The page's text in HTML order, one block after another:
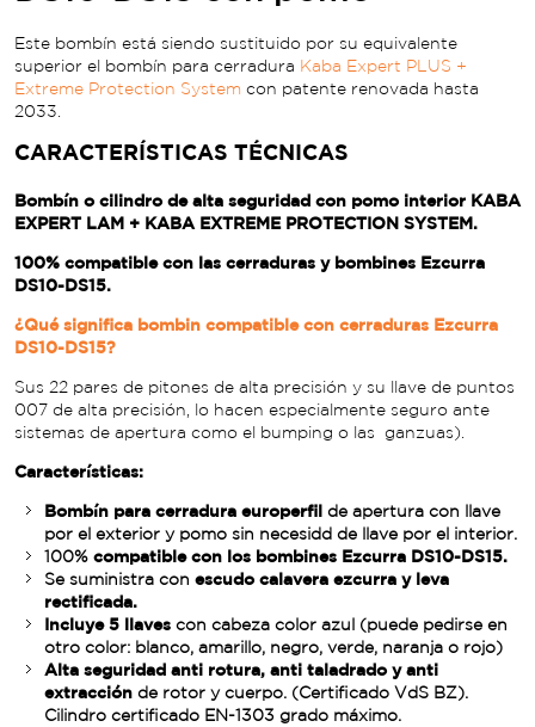
Este bombín está siendo sustituido por su equivalente
superior el bombín para cerradura Kaba Expert PLUS +
Extreme Protection System con patente renovada hasta
2033.
CARACTERÍSTICAS TÉCNICAS
Bombín o cilindro de alta seguridad con pomo interior KABA
EXPERT LAM + KABA EXTREME PROTECTION SYSTEM.
100% compatible con las cerraduras y bombines Ezcurra
DS10-DS15.
¿Qué significa bombin compatible con cerraduras Ezcurra
DS10-DS15?
Sus 22 pares de pitones de alta precisión y su llave de puntos
007 de alta precisión, lo hacen especialmente seguro ante
sistemas de apertura como el bumping o las ganzuas).
Características:
Bombín para cerradura europerfil de apertura con llave
por el exterior y pomo sin necesidd de llave por el interior.
100% compatible con los bombines Ezcurra DS10-DS15.
Se suministra con escudo calavera ezcurra y leva
rectificada.
Incluye 5 llaves con cabeza color azul (puede pedirse en
otro color: blanco, amarillo, negro, verde, naranja o rojo)
Alta seguridad anti rotura, anti taladrado y anti
extracción de rotor y cuerpo. (Certificado VdS BZ).
Cilindro certificado EN-1303 grado máximo.